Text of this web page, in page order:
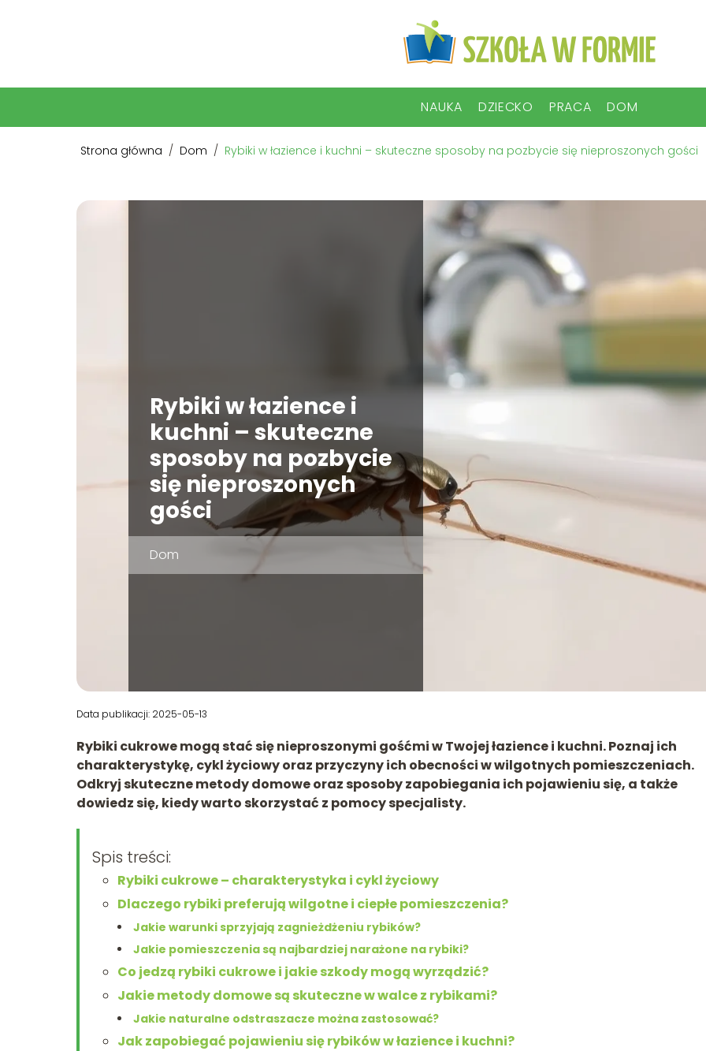
NAUKA DZIECKO PRACA DOM
Strona główna / Dom / Rybiki w łazience i kuchni – skuteczne sposoby na pozbycie się nieproszonych gości
Rybiki w łazience i
kuchni – skuteczne
sposoby na pozbycie
się nieproszonych
gości
Dom
Data publikacji: 2025-05-13
Rybiki cukrowe mogą stać się nieproszonymi gośćmi w Twojej łazience i kuchni. Poznaj ich
charakterystykę, cykl życiowy oraz przyczyny ich obecności w wilgotnych pomieszczeniach.
Odkryj skuteczne metody domowe oraz sposoby zapobiegania ich pojawieniu się, a także
dowiedz się, kiedy warto skorzystać z pomocy specjalisty.
Spis treści:
Rybiki cukrowe – charakterystyka i cykl życiowy
Dlaczego rybiki preferują wilgotne i ciepłe pomieszczenia?
Jakie warunki sprzyjają zagnieżdżeniu rybików?
Jakie pomieszczenia są najbardziej narażone na rybiki?
Co jedzą rybiki cukrowe i jakie szkody mogą wyrządzić?
Jakie metody domowe są skuteczne w walce z rybikami?
Jakie naturalne odstraszacze można zastosować?
Jak zapobiegać pojawieniu się rybików w łazience i kuchni?